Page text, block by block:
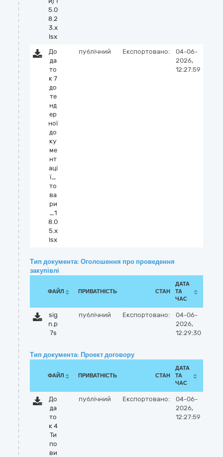
5.0
8.2
3.x
lsx
До
да
то
к 7
до
те
нд
ер
ної
до
ку
ме
нт
аці
ї_
то
ва
ри
_1
8.0
5.x
lsx
публічний Експортовано:
04-06-
2026,
12:27:59
Тип документа: Оголошення про проведення
закупівлі
ФАЙЛ ПРИВАТНІСТЬ СТАН
ДАТА
ТА
ЧАС
sig
n.p
7s
публічний Експортовано:
04-06-
2026,
12:29:30
Тип документа: Проект договору
ФАЙЛ ПРИВАТНІСТЬ СТАН
ДАТА
ТА
ЧАС
До
да
то
к 4
Ти
по
ви
публічний Експортовано:
04-06-
2026,
12:27:59